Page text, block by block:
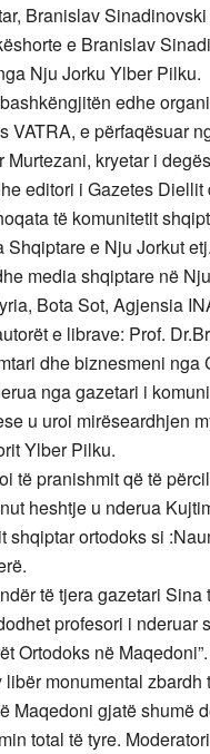
Branislav
e Branislav
Nju Jorku Ylber Pilku.
edhe
VATRA, e përfaqësuar
Murtezani, kryetar i
editori i Gazetes
të komunitetit
e Nju Jorkut etj.
media shqiptare në
Bota Sot, Agjensia
e librave: Prof.
dhe biznesmeni nga
nga gazetari i
u uroi mirëseardhjen
Ylber Pilku.
të pranishmit që të
heshtje u nderua
shqiptar ortodoks si
të tjera gazetari
profesori i
Ortodoks në Maqedoni”.
monumental
Maqedoni gjatë shumë
total të tyre.